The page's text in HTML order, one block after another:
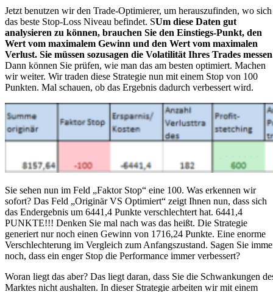
Jetzt benutzen wir den Trade-Optimierer, um herauszufinden, wo sich
das beste Stop-Loss Niveau befindet. SUm diese Daten gut
analysieren zu können, brauchen Sie den Einstiegs-Punkt, den
Wert vom maximalem Gewinn und den Wert vom maximalen
Verlust. Sie müssen sozusagen die Volatilität Ihres Trades
Dann können Sie prüfen, wie man das am besten optimiert. Machen
wir weiter. Wir traden diese Strategie nun mit einem Stop von 100
Punkten. Mal schauen, ob das Ergebnis dadurch verbessert wird.
Sie sehen nun im Feld „Faktor Stop“ eine 100. Was erkennen wir
sofort? Das Feld „Originär VS Optimiert“ zeigt Ihnen nun, dass sich
das Endergebnis um 6441,4 Punkte verschlechtert hat. 6441,4
PUNKTE!!! Denken Sie mal nach was das heißt. Die Strategie
generiert nur noch einen Gewinn von 1716,24 Punkte. Eine enorme
Verschlechterung im Vergleich zum Anfangszustand. Sagen Sie
noch, dass ein enger Stop die Performance immer verbessert?
Woran liegt das aber? Das liegt daran, dass Sie die Schwankungen
Marktes nicht aushalten. In dieser Strategie arbeiten wir mit einem